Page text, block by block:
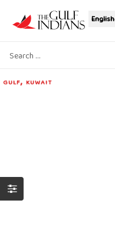
English
GULF, KUWAIT